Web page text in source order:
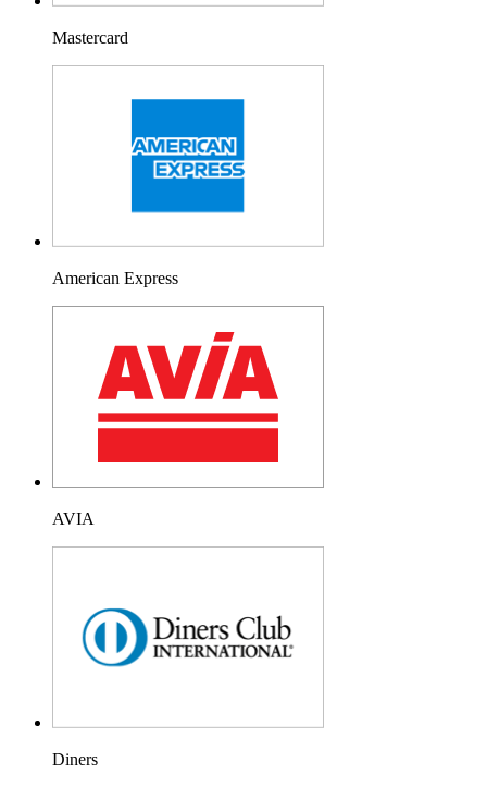
Mastercard
American Express
AVIA
Diners